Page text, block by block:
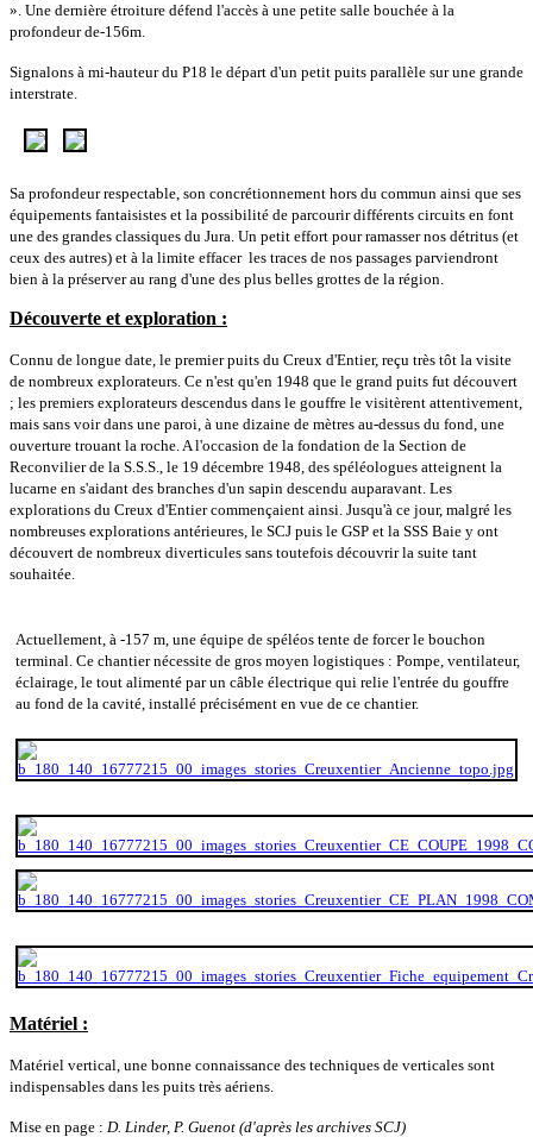
». Une dernière étroiture défend l'accès à une petite salle bouchée à la
profondeur de-156m.
Signalons à mi-hauteur du P18 le départ d'un petit puits parallèle sur une grande
interstrate.
Sa profondeur respectable, son concrétionnement hors du commun ainsi que ses
équipements fantaisistes et la possibilité de parcourir différents circuits en font
une des grandes classiques du Jura. Un petit effort pour ramasser nos détritus (et
ceux des autres) et à la limite effacer les traces de nos passages parviendront
bien à la préserver au rang d'une des plus belles grottes de la région.
Découverte et exploration :
Connu de longue date, le premier puits du Creux d'Entier, reçu très tôt la visite
de nombreux explorateurs. Ce n'est qu'en 1948 que le grand puits fut découvert
; les premiers explorateurs descendus dans le gouffre le visitèrent attentivement,
mais sans voir dans une paroi, à une dizaine de mètres au-dessus du fond, une
ouverture trouant la roche. A l'occasion de la fondation de la Section de
Reconvilier de la S.S.S., le 19 décembre 1948, des spéléologues atteignent la
lucarne en s'aidant des branches d'un sapin descendu auparavant. Les
explorations du Creux d'Entier commençaient ainsi. Jusqu'à ce jour, malgré les
nombreuses explorations antérieures, le SCJ puis le GSP et la SSS Baie y ont
découvert de nombreux diverticules sans toutefois découvrir la suite tant
souhaitée.
Actuellement, à -157 m, une équipe de spéléos tente de forcer le bouchon
terminal. Ce chantier nécessite de gros moyen logistiques : Pompe, ventilateur,
éclairage, le tout alimenté par un câble électrique qui relie l'entrée du gouffre
au fond de la cavité, installé précisément en vue de ce chantier.
Matériel :
Matériel vertical, une bonne connaissance des techniques de verticales sont
indispensables dans les puits très aériens.
Mise en page : D. Linder, P. Guenot (d'après les archives SCJ)